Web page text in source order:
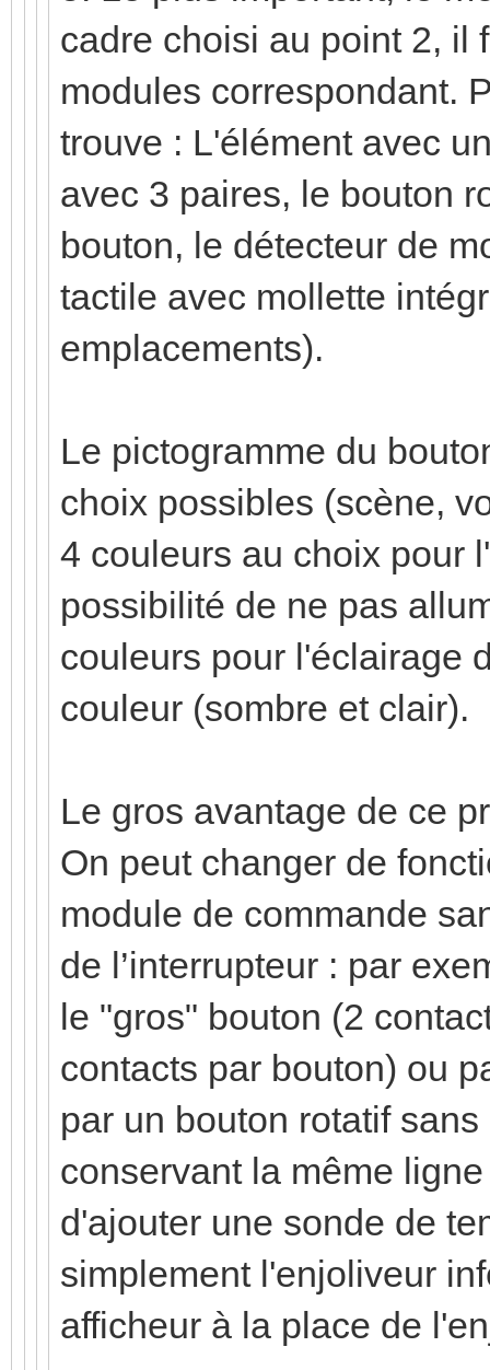
cadre choisi au point 2, il
modules correspondant.
trouve : L'élément avec
avec 3 paires, le bouton
bouton, le détecteur de
tactile avec mollette
emplacements).
Le pictogramme du
choix possibles (scène,
4 couleurs au choix pour
possibilité de ne pas
couleurs pour l'éclairage
couleur (sombre et clair).
Le gros avantage de ce
On peut changer de
module de commande
de l’interrupteur : par
le "gros" bouton (2
contacts par bouton) ou
par un bouton rotatif
conservant la même
d'ajouter une sonde de
simplement l'enjoliveur
afficheur à la place de